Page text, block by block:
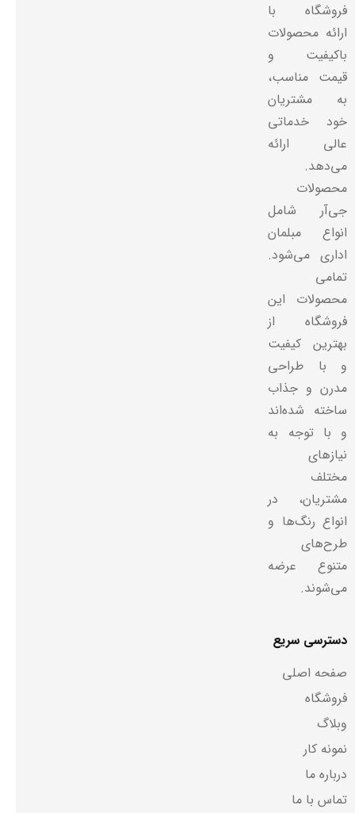
فروشگاه با
ارائه محصولات
باکیفیت و
قیمت مناسب،
به مشتریان
خود خدماتی
عالی ارائه
می‌دهد.
محصولات
جی‌آر شامل
انواع مبلمان
اداری می‌شود.
تمامی
محصولات این
فروشگاه از
بهترین کیفیت
و با طراحی
مدرن و جذاب
ساخته شده‌اند
و با توجه به
نیازهای
مختلف
مشتریان، در
انواع رنگ‌ها و
طرح‌های
متنوع عرضه
می‌شوند.
دسترسی سریع
صفحه اصلی
فروشگاه
وبلاگ
نمونه کار
درباره ما
تماس با ما